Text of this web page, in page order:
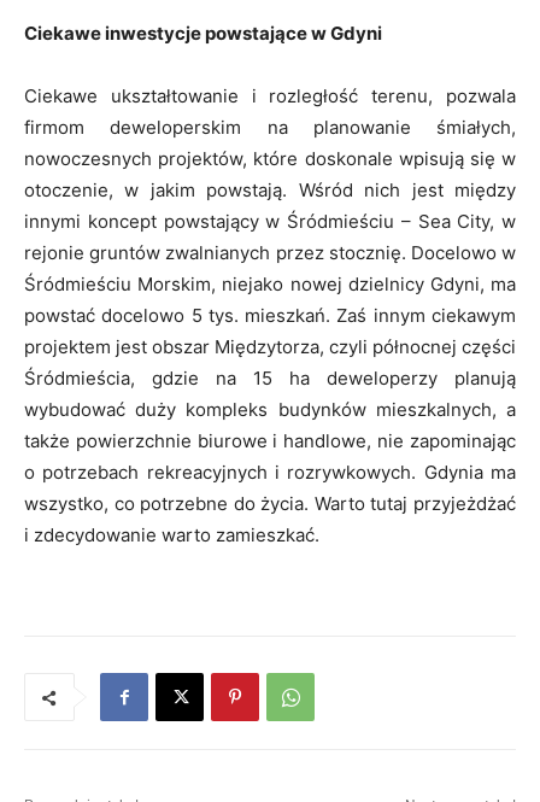
Ciekawe inwestycje powstające w Gdyni
Ciekawe ukształtowanie i rozległość terenu, pozwala
firmom deweloperskim na planowanie śmiałych,
nowoczesnych projektów, które doskonale wpisują się w
otoczenie, w jakim powstają. Wśród nich jest między
innymi koncept powstający w Śródmieściu – Sea City, w
rejonie gruntów zwalnianych przez stocznię. Docelowo w
Śródmieściu Morskim, niejako nowej dzielnicy Gdyni, ma
powstać docelowo 5 tys. mieszkań. Zaś innym ciekawym
projektem jest obszar Międzytorza, czyli północnej części
Śródmieścia, gdzie na 15 ha deweloperzy planują
wybudować duży kompleks budynków mieszkalnych, a
także powierzchnie biurowe i handlowe, nie zapominając
o potrzebach rekreacyjnych i rozrywkowych. Gdynia ma
wszystko, co potrzebne do życia. Warto tutaj przyjeżdżać
i zdecydowanie warto zamieszkać.